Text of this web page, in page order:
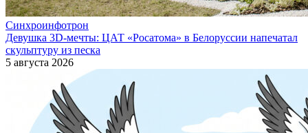
Синхроинфотрон
Девушка 3D-мечты: ЦАТ «Росатома» в Белоруссии напечатал
скульптуру из песка
5 августа 2026